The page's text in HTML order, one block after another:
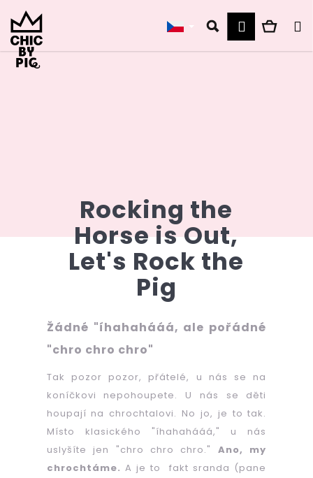
na
obsah
Hledat
Rocking the
Horse is Out,
Let's Rock the
Pig
Žádné "íhahahááá, ale pořádné
"chro chro chro"
Tak pozor pozor, přátelé, u nás se na
koníčkovi nepohoupete. U nás se děti
houpají na chrochtalovi. No jo, je to tak.
Místo klasického "íhahahááá," u nás
uslyšíte jen "chro chro chro." Ano, my
chrochtáme. A je to fakt sranda (pane
K
o
š
t